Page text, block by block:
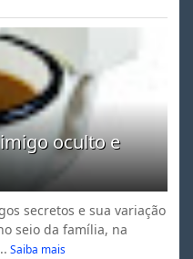
oculto e
secretos e sua variação
seio da família, na
Saiba mais